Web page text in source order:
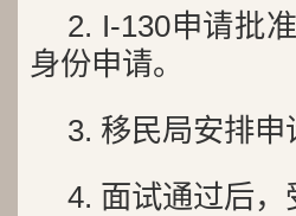
2. I-130申请批
身份申请。
3. 移民局安排
4. 面试通过后